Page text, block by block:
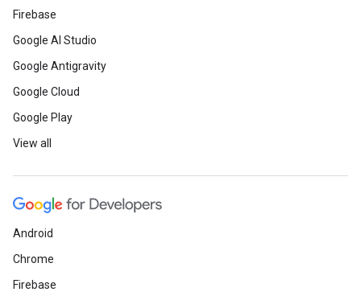
Firebase
Google AI Studio
Google Antigravity
Google Cloud
Google Play
View all
Android
Chrome
Firebase